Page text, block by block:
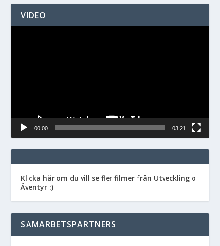
VIDEO
00:00 03:21
Klicka här om du vill se fler filmer från Utveckling o
Äventyr :)
SAMARBETSPARTNERS